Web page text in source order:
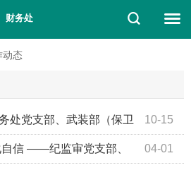
财务处
动态
10-15
处党支部、武装部（保卫
爱国主义电影主题党日活动04-01
信 ——纪监审党支部、